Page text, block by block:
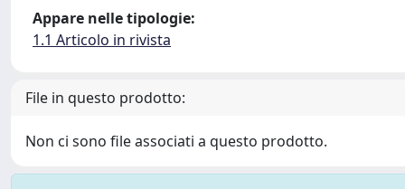
Appare nelle tipologie:
1.1 Articolo in rivista
File in questo prodotto:
Non ci sono file associati a questo prodotto.